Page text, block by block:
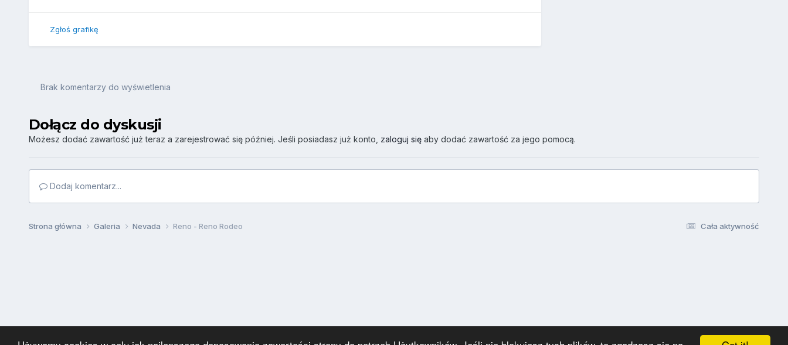
Zgłoś grafikę
Brak komentarzy do wyświetlenia
Dołącz do dyskusji
Możesz dodać zawartość już teraz a zarejestrować się później. Jeśli posiadasz już konto, zaloguj sięaby dodać zawartość za jego pomocą.
Dodaj komentarz...
Cała aktywność
Strona główna Galeria Nevada Reno - Reno Rodeo